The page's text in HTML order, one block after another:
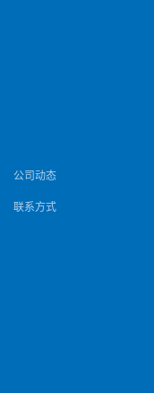
公司动态
联系方式